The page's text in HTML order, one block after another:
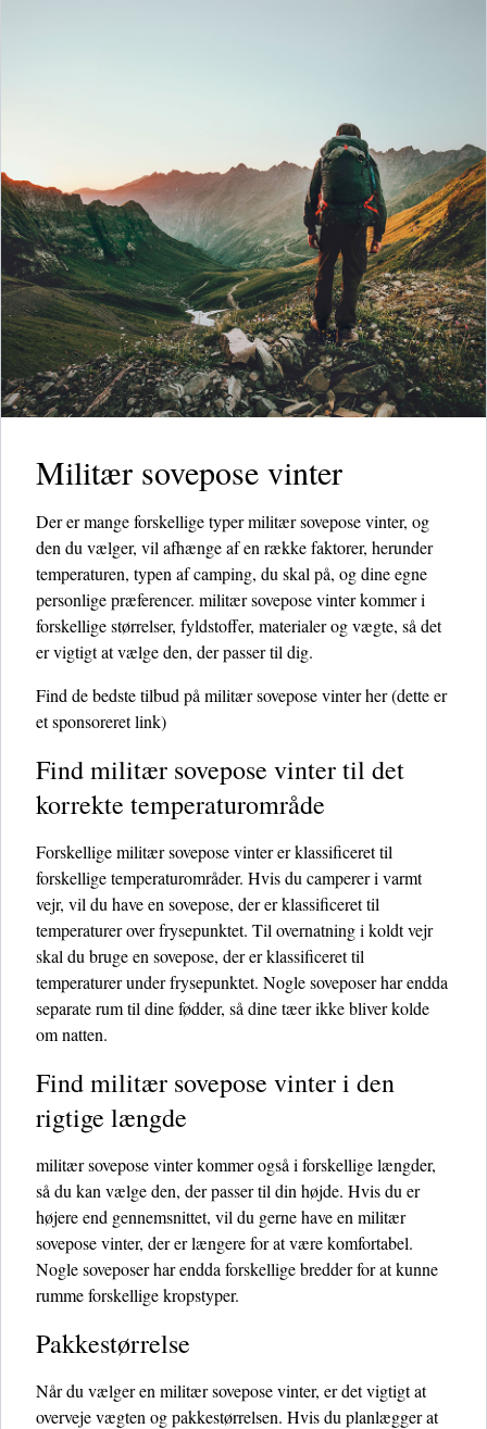
Militær sovepose vinter
Der er mange forskellige typer militær sovepose vinter, og
den du vælger, vil afhænge af en række faktorer, herunder
temperaturen, typen af ​​camping, du skal på, og dine egne
personlige præferencer. militær sovepose vinter kommer i
forskellige størrelser, fyldstoffer, materialer og vægte, så det
er vigtigt at vælge den, der passer til dig.
Find de bedste tilbud på militær sovepose vinter her(dette er
et sponsoreret link)
Find militær sovepose vinter til det
korrekte temperaturområde
Forskellige militær sovepose vinter er klassificeret til
forskellige temperaturområder. Hvis du camperer i varmt
vejr, vil du have en sovepose, der er klassificeret til
temperaturer over frysepunktet. Til overnatning i koldt vejr
skal du bruge en sovepose, der er klassificeret til
temperaturer under frysepunktet. Nogle soveposer har endda
separate rum til dine fødder, så dine tæer ikke bliver kolde
om natten.
Find militær sovepose vinter i den
rigtige længde
militær sovepose vinter kommer også i forskellige længder,
så du kan vælge den, der passer til din højde. Hvis du er
højere end gennemsnittet, vil du gerne have en militær
sovepose vinter, der er længere for at være komfortabel.
Nogle soveposer har endda forskellige bredder for at kunne
rumme forskellige kropstyper.
Pakkestørrelse
Når du vælger en militær sovepose vinter, er det vigtigt at
overveje vægten og pakkestørrelsen. Hvis du planlægger at